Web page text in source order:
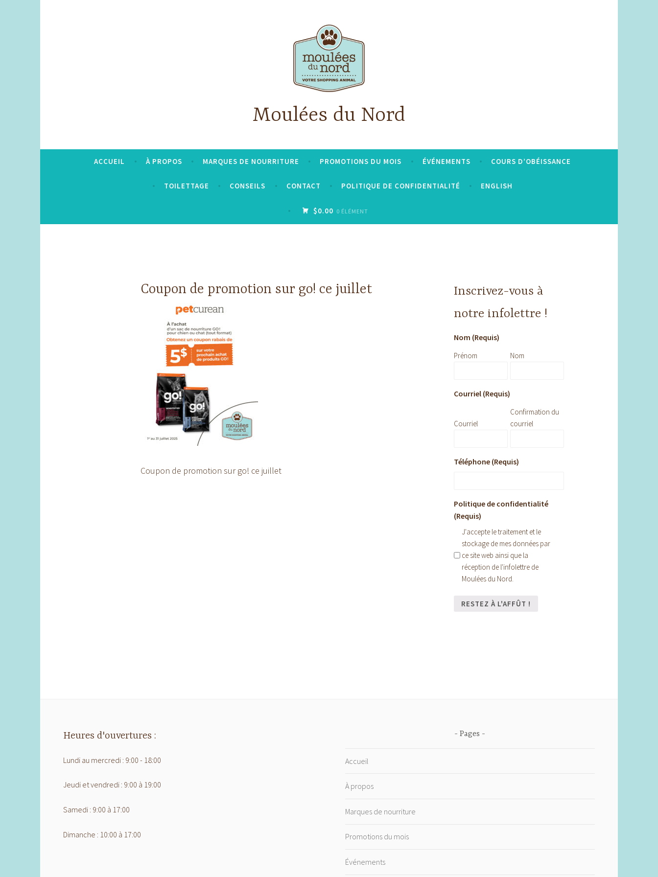
Moulées du Nord
ACCUEIL À PROPOS MARQUES DE NOURRITURE PROMOTIONS DU MOIS ÉVÉNEMENTS COURS D’OBÉISSANCE
TOILETTAGE CONSEILS CONTACT POLITIQUE DE CONFIDENTIALITÉ ENGLISH
$0.00 0 ÉLÉMENT
Coupon de promotion sur go! ce juillet
Coupon de promotion sur go! ce juillet
Inscrivez-vous à
notre infolettre !
Nom (Requis)
Prénom Nom
Courriel (Requis)
Courriel
Confirmation du
courriel
Téléphone (Requis)
Politique de confidentialité
(Requis)
J'accepte le traitement et le
stockage de mes données par
ce site web ainsi que la
réception de l'infolettre de
Moulées du Nord.
Heures d'ouvertures :
Lundi au mercredi : 9:00 - 18:00
Jeudi et vendredi : 9:00 à 19:00
Samedi : 9:00 à 17:00
Dimanche : 10:00 à 17:00
Pages
Accueil
À propos
Marques de nourriture
Promotions du mois
Événements